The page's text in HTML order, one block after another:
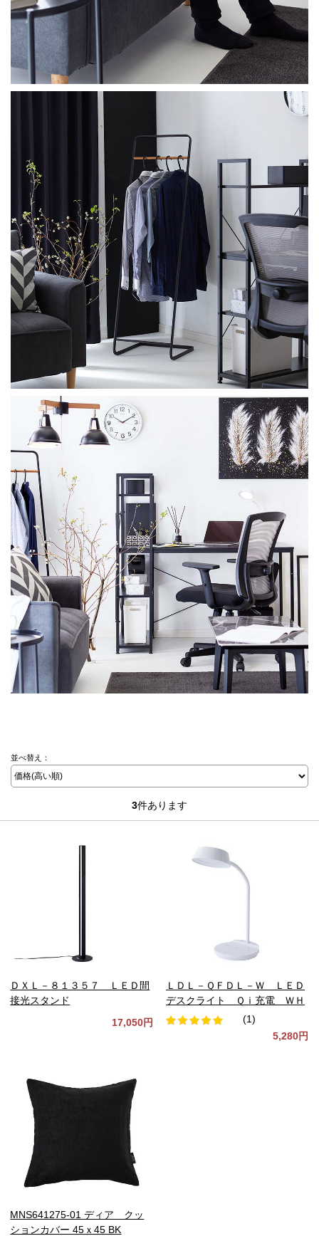
並べ替え：
3件あります
ＤＸＬ－８１３５７ ＬＥＤ間
接光スタンド
17,050円
ＬＤＬ－ＱＦＤＬ－Ｗ ＬＥＤ
デスクライト Ｑｉ充電 ＷＨ
(1)
5,280円
MNS641275-01 ディア クッ
ションカバー 45ｘ45 BK